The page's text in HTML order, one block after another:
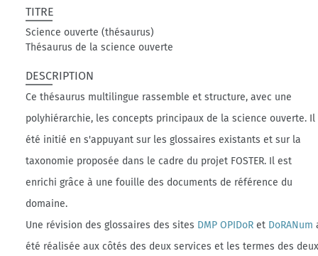
TITRE
Science ouverte (thésaurus)
Thésaurus de la science ouverte
DESCRIPTION
Ce thésaurus multilingue rassemble et structure, avec une
polyhiérarchie, les concepts principaux de la science ouverte. Il
été initié en s'appuyant sur les glossaires existants et sur la
taxonomie proposée dans le cadre du projet FOSTER. Il est
enrichi grâce à une fouille des documents de référence du
domaine.
Une révision des glossaires des sites DMP OPIDoR et DoRANum
été réalisée aux côtés des deux services et les termes des